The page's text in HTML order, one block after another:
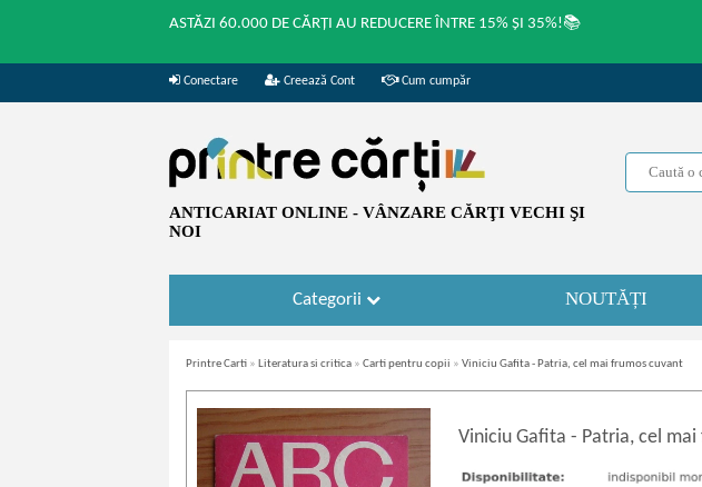
ASTĂZI 60.000 DE CĂRȚI AU REDUCERE ÎNTRE 15% ȘI 35%!📚
Conectare Creează Cont Cum cumpăr
ANTICARIAT ONLINE - VÂNZARE CĂRŢI VECHI ŞI
NOI
Categorii NOUTĂȚI
Printre Carti » Literatura si critica » Carti pentru copii » Viniciu Gafita - Patria, cel mai frumos cuvant
Viniciu Gafita - Patria, cel